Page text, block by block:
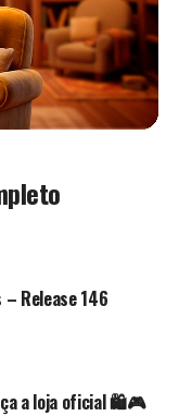
– Release 146
a loja oficial 🛍️🎮